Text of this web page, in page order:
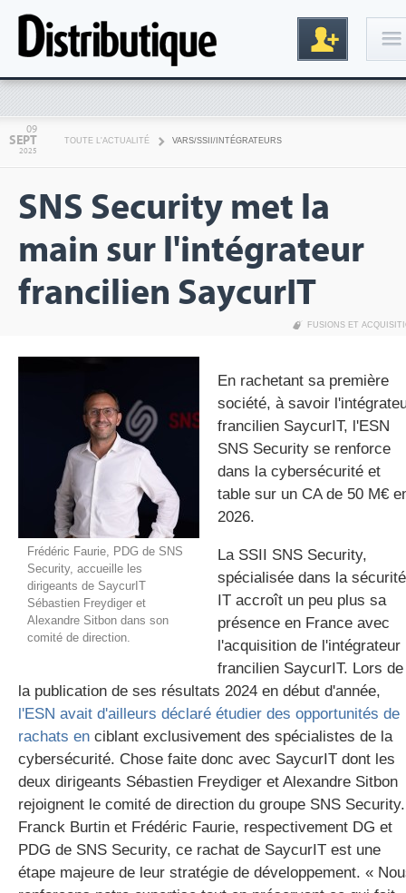
gratuite
09
SEPT
2025
TOUTE L'ACTUALITÉ VARS/SSII/INTÉGRATEURS
SNS Security met la
main sur l'intégrateur
francilien SaycurIT
FUSIONS ET
Frédéric Faurie, PDG de SNS
Security, accueille les
dirigeants de SaycurIT
Sébastien Freydiger et
Alexandre Sitbon dans son
comité de direction.
En rachetant sa première
société, à savoir
francilien SaycurIT, l'ESN
SNS Security se renforce
dans la cybersécurité et
table sur un CA de 50 M€
2026.
La SSII SNS Security,
spécialisée dans la sécurité
IT accroît un peu plus sa
présence en France avec
l'acquisition de l'intégrateur
francilien SaycurIT. Lors de
la publication de ses résultats 2024 en début d'année,
l'ESN avait d'ailleurs déclaré étudier des opportunités de
rachats en ciblant exclusivement des spécialistes de la
cybersécurité. Chose faite donc avec SaycurIT dont les
deux dirigeants Sébastien Freydiger et Alexandre Sitbon
rejoignent le comité de direction du groupe SNS Security.
Franck Burtin et Frédéric Faurie, respectivement DG et
PDG de SNS Security, ce rachat de SaycurIT est une
étape majeure de leur stratégie de développement. «